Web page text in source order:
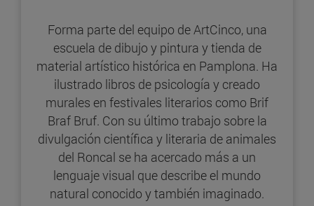
Forma parte del equipo de ArtCinco, una
escuela de dibujo y pintura y tienda de
material artístico histórica en Pamplona. Ha
ilustrado libros de psicología y creado
murales en festivales literarios como Brif
Braf Bruf. Con su último trabajo sobre la
divulgación científica y literaria de animales
del Roncal se ha acercado más a un
lenguaje visual que describe el mundo
natural conocido y también imaginado.